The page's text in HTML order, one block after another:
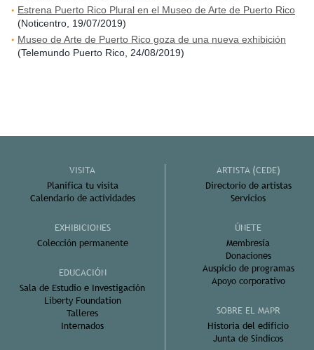
Estrena Puerto Rico Plural en el Museo de Arte de Puerto Rico
(Noticentro, 19/07/2019)
Museo de Arte de Puerto Rico goza de una nueva exhibición
(Telemundo Puerto Rico, 24/08/2019)
VISITA
Planifica tu visita
Calendario de actividades
EXHIBICIONES
Colección permanente
EDUCACIÓN
Sala de Estudio e Investigación
Liberty Foundation
Talleres
Internados
ARTISTA (CEDE)
Directorio de artistas
Servicios
ÚNETE
Membresía
Donaciones
Auspicio de programas
Apoyo corporativo
SOBRE EL MAPR
Historia del edificio
Junta de Síndicos